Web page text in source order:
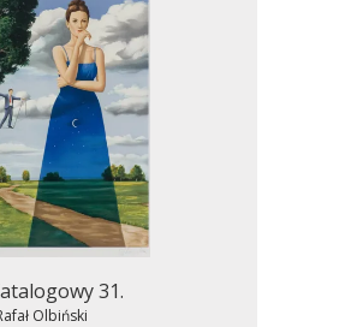
31.
Olbiński